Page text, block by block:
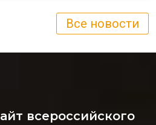
Все новости
всероссийского